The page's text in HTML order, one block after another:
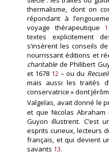
thermalisme, dont on
répondant à
voyage thérapeutique
textes explicitement
s’insèrent les conseils
nourrissant éditions et
charitablede Philibert
et 1678 12 – ou du
mais aussi les traités
conservatrice » dont
Valgelas, avait donné le
et que Nicolas Abraham
Guyon illustrent. C’est
esprits curieux, lecteurs
français, et qui devient
savants 13.